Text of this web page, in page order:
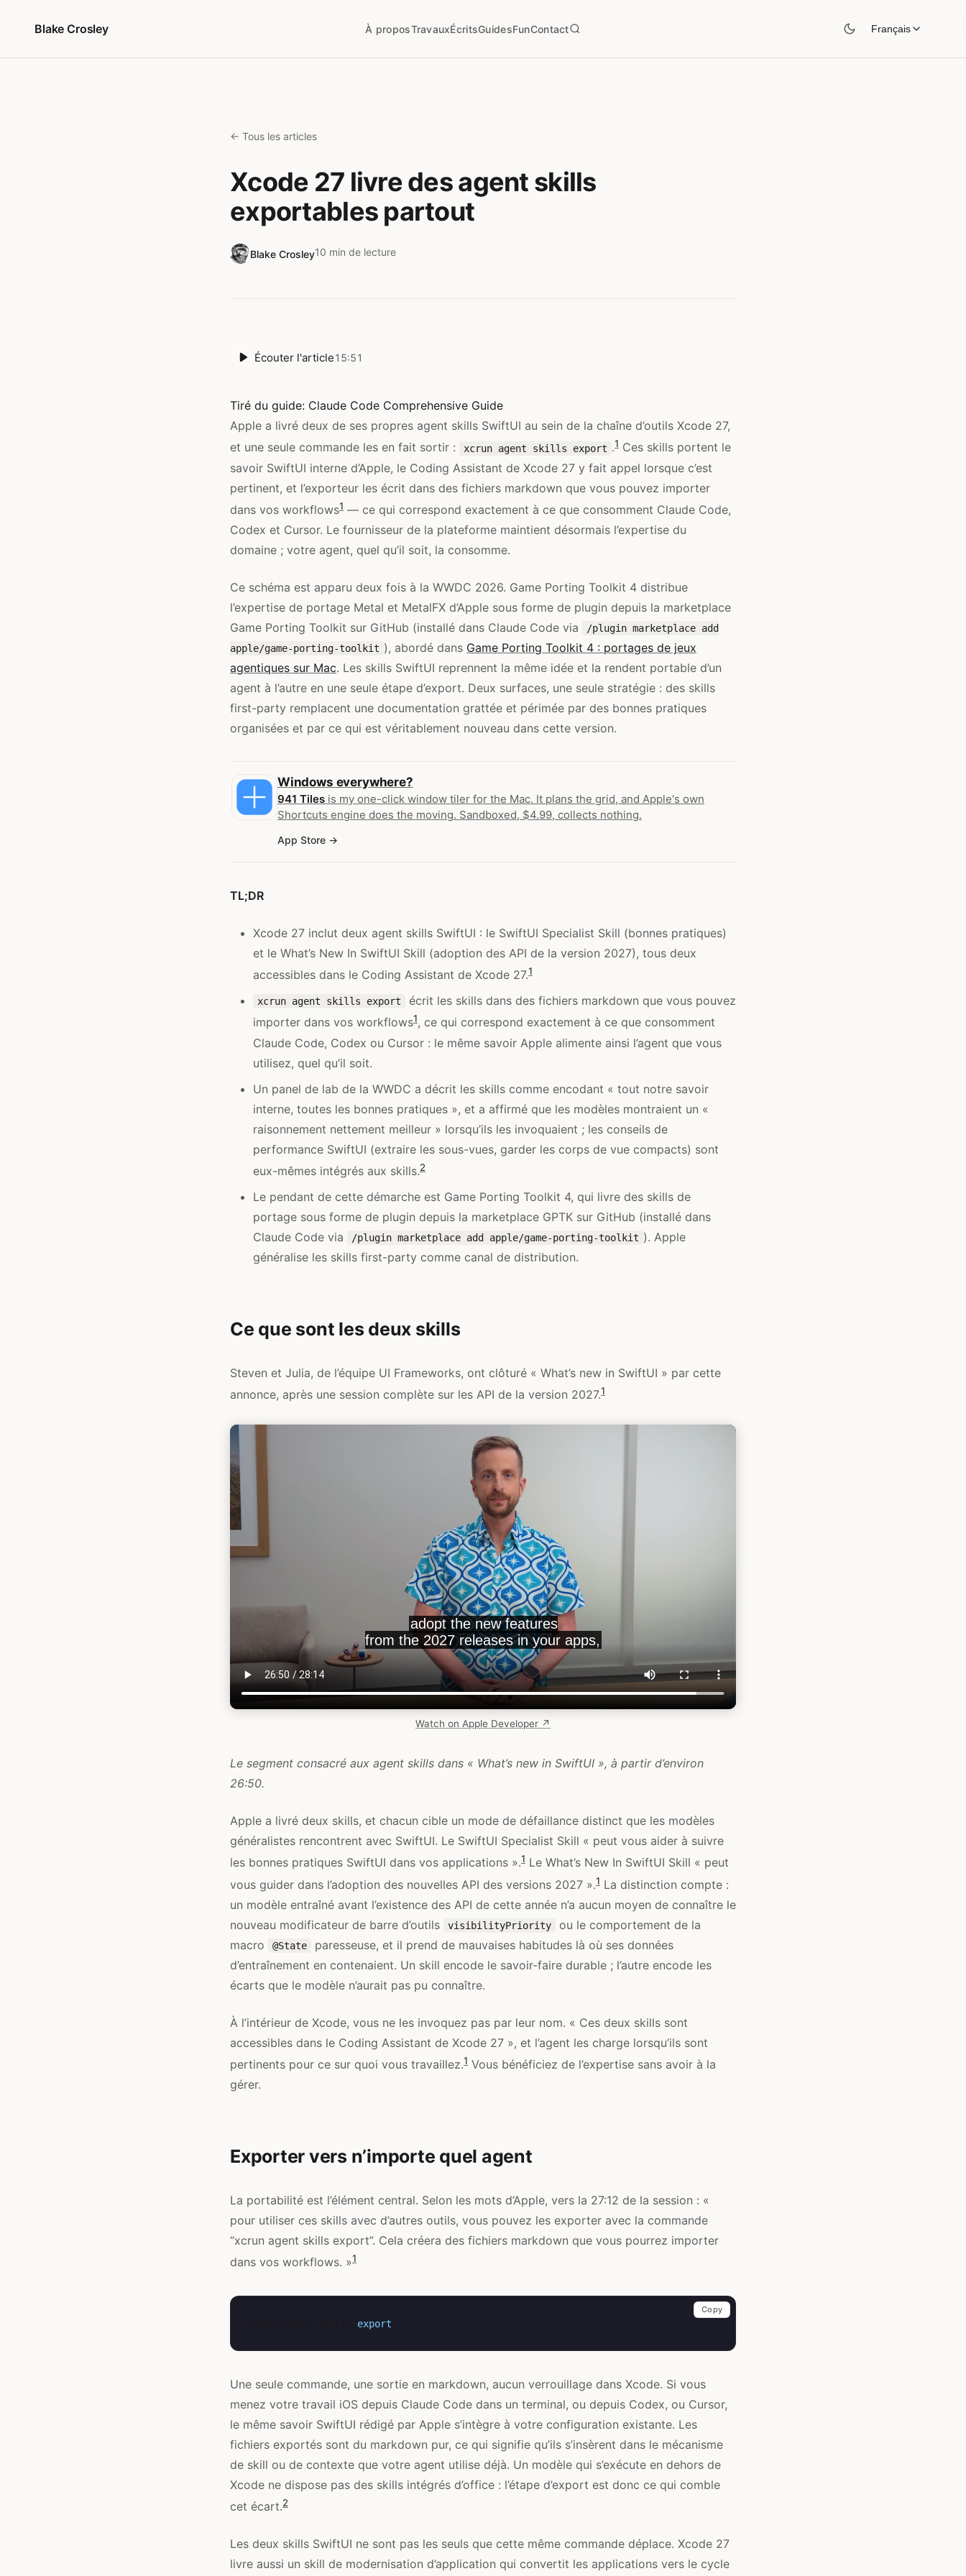
Blake Crosley
À proposTravauxÉcritsGuidesFunContact Français
← Tous les articles
Xcode 27 livre des agent skills
exportables partout
Blake Crosley10 min de lecture
Écouter l'article15:51
Tiré du guide: Claude Code Comprehensive Guide
Apple a livré deux de ses propres agent skills SwiftUI au sein de la chaîne d’outils Xcode 27,
et une seule commande les en fait sortir :
xcrun agent skills export .1 Ces skills portent le
savoir SwiftUI interne d’Apple, le Coding Assistant de Xcode 27 y fait appel lorsque c’est
pertinent, et l’exporteur les écrit dans des fichiers markdown que vous pouvez importer
dans vos workflows1 — ce qui correspond exactement à ce que consomment Claude Code,
Codex et Cursor. Le fournisseur de la plateforme maintient désormais l’expertise du
domaine ; votre agent, quel qu’il soit, la consomme.
Ce schéma est apparu deux fois à la WWDC 2026. Game Porting Toolkit 4 distribue
l’expertise de portage Metal et MetalFX d’Apple sous forme de plugin depuis la marketplace
Game Porting Toolkit sur GitHub (installé dans Claude Code via
/plugin marketplace add
apple/game-porting-toolkit ), abordé dans Game Porting Toolkit 4 : portages de jeux
agentiques sur Mac. Les skills SwiftUI reprennent la même idée et la rendent portable d’un
agent à l’autre en une seule étape d’export. Deux surfaces, une seule stratégie : des skills
first-party remplacent une documentation grattée et périmée par des bonnes pratiques
organisées et par ce qui est véritablement nouveau dans cette version.
Windows everywhere?
941 Tiles is my one-click window tiler for the Mac. It plans the grid, and Apple's own
Shortcuts engine does the moving. Sandboxed, $4.99, collects nothing.
App Store
TL;DR
Xcode 27 inclut deux agent skills SwiftUI : le SwiftUI Specialist Skill (bonnes pratiques)
et le What’s New In SwiftUI Skill (adoption des API de la version 2027), tous deux
accessibles dans le Coding Assistant de Xcode 27.1
xcrun agent skills export
écrit les skills dans des fichiers markdown que vous pouvez
importer dans vos workflows1, ce qui correspond exactement à ce que consomment
Claude Code, Codex ou Cursor : le même savoir Apple alimente ainsi l’agent que vous
utilisez, quel qu’il soit.
Un panel de lab de la WWDC a décrit les skills comme encodant « tout notre savoir
interne, toutes les bonnes pratiques », et a affirmé que les modèles montraient un «
raisonnement nettement meilleur » lorsqu’ils les invoquaient ; les conseils de
performance SwiftUI (extraire les sous-vues, garder les corps de vue compacts) sont
eux-mêmes intégrés aux skills.2
Le pendant de cette démarche est Game Porting Toolkit 4, qui livre des skills de
portage sous forme de plugin depuis la marketplace GPTK sur GitHub (installé dans
Claude Code via
/plugin marketplace add apple/game-porting-toolkit ). Apple
généralise les skills first-party comme canal de distribution.
Ce que sont les deux skills
Steven et Julia, de l’équipe UI Frameworks, ont clôturé « What’s new in SwiftUI » par cette
annonce, après une session complète sur les API de la version 2027.1
Watch on Apple Developer ↗
Le segment consacré aux agent skills dans « What’s new in SwiftUI », à partir d’environ
26:50.
Apple a livré deux skills, et chacun cible un mode de défaillance distinct que les modèles
généralistes rencontrent avec SwiftUI. Le SwiftUI Specialist Skill « peut vous aider à suivre
les bonnes pratiques SwiftUI dans vos applications ».1 Le What’s New In SwiftUI Skill « peut
vous guider dans l’adoption des nouvelles API des versions 2027 ».1 La distinction compte :
un modèle entraîné avant l’existence des API de cette année n’a aucun moyen de connaître le
nouveau modificateur de barre d’outils
visibilityPriority
ou le comportement de la
macro
@State
paresseuse, et il prend de mauvaises habitudes là où ses données
d’entraînement en contenaient. Un skill encode le savoir-faire durable ; l’autre encode les
écarts que le modèle n’aurait pas pu connaître.
À l’intérieur de Xcode, vous ne les invoquez pas par leur nom. « Ces deux skills sont
accessibles dans le Coding Assistant de Xcode 27 », et l’agent les charge lorsqu’ils sont
pertinents pour ce sur quoi vous travaillez.1 Vous bénéficiez de l’expertise sans avoir à la
gérer.
Exporter vers n’importe quel agent
La portabilité est l’élément central. Selon les mots d’Apple, vers la 27:12 de la session : «
pour utiliser ces skills avec d’autres outils, vous pouvez les exporter avec la commande
“xcrun agent skills export”. Cela créera des fichiers markdown que vous pourrez importer
dans vos workflows. »1
export
Copy
Une seule commande, une sortie en markdown, aucun verrouillage dans Xcode. Si vous
menez votre travail iOS depuis Claude Code dans un terminal, ou depuis Codex, ou Cursor,
le même savoir SwiftUI rédigé par Apple s’intègre à votre configuration existante. Les
fichiers exportés sont du markdown pur, ce qui signifie qu’ils s’insèrent dans le mécanisme
de skill ou de contexte que votre agent utilise déjà. Un modèle qui s’exécute en dehors de
Xcode ne dispose pas des skills intégrés d’office : l’étape d’export est donc ce qui comble
cet écart.2
Les deux skills SwiftUI ne sont pas les seuls que cette même commande déplace. Xcode 27
livre aussi un skill de modernisation d’application qui convertit les applications vers le cycle